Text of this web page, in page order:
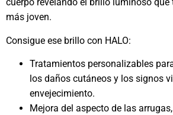
más joven.
Consigue ese brillo con HALO:
Tratamientos personalizables
los daños cutáneos y los signos
envejecimiento.
Mejora del aspecto de las